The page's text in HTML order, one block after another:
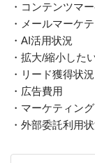
・コンテンツマ
・メールマーケ
・AI活用状況
・拡大/縮小した
・リード獲得状況
・広告費用
・マーケティン
・外部委託利用